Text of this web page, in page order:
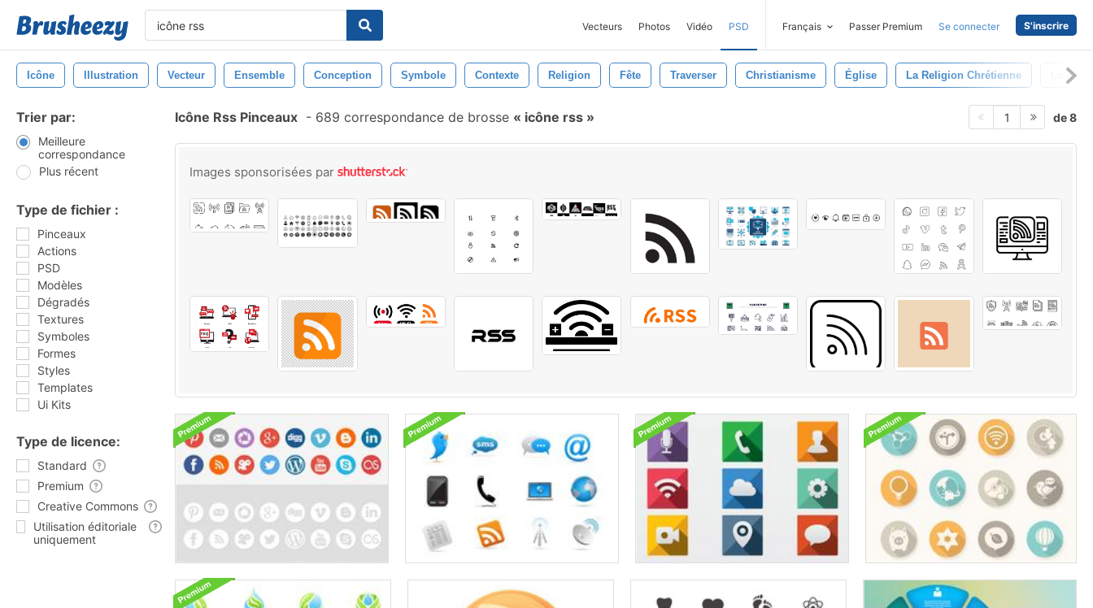
Vecteurs Photos Vidéo PSD Français Passer Premium Se connecter S'inscrire
Icône Illustration Vecteur Ensemble Conception Symbole Contexte Religion Fête Traverser Christianisme Église La Religion Chrétienne La Croix
Trier par:
Meilleure
correspondance
Plus récent
Type de fichier :
Pinceaux
Actions
PSD
Modèles
Dégradés
Textures
Symboles
Formes
Styles
Templates
Ui Kits
Type de licence:
Standard
Premium
Creative Commons
Utilisation éditoriale
uniquement
Icône Rss Pinceaux - 689 correspondance de brosse icône rss 1 de 8
Images sponsorisées par